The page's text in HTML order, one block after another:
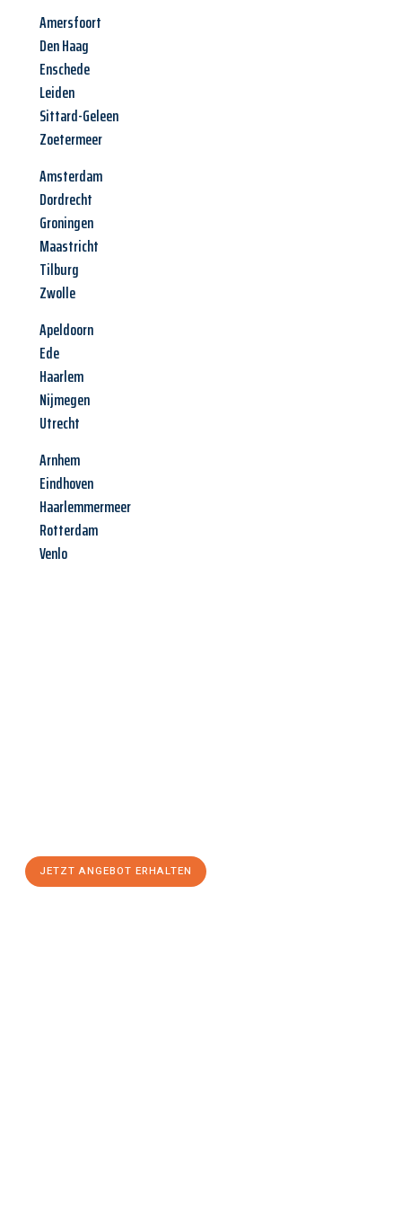
Amersfoort
Den Haag
Enschede
Leiden
Sittard-Geleen
Zoetermeer
Amsterdam
Dordrecht
Groningen
Maastricht
Tilburg
Zwolle
Apeldoorn
Ede
Haarlem
Nijmegen
Utrecht
Arnhem
Eindhoven
Haarlemmermeer
Rotterdam
Venlo
JETZT ANGEBOT ERHALTEN